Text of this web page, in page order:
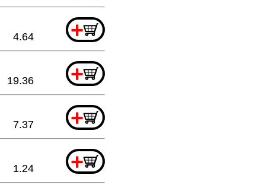
+
4.64
+
19.36
+
7.37
+
1.24